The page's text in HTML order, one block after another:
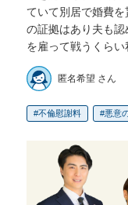
ていて別居で婚費
の証拠はあり夫も
を雇って戦うくら
匿名希望 さん
不倫慰謝料 悪意